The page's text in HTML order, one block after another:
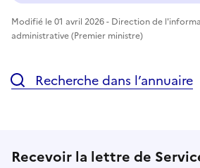
Modifié le 01 avril 2026 - Direction de
administrative (Premier ministre)
Recherche dans l’annuaire
Recevoir la lettre de